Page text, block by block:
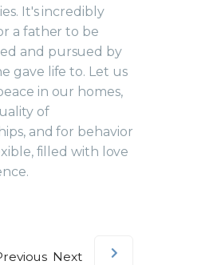
It's incredibly
a father to be
and pursued by
gave life to. Let us
in our homes,
of
and for behavior
filled with love
Next